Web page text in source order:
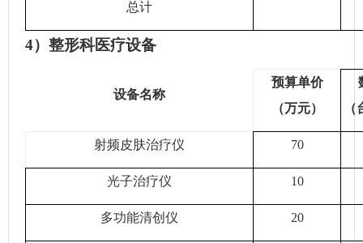
总计
4）整形科医疗设备
设备名称
预算单价
（万元）
（
射频皮肤治疗仪 70
光子治疗仪 10
多功能清创仪 20